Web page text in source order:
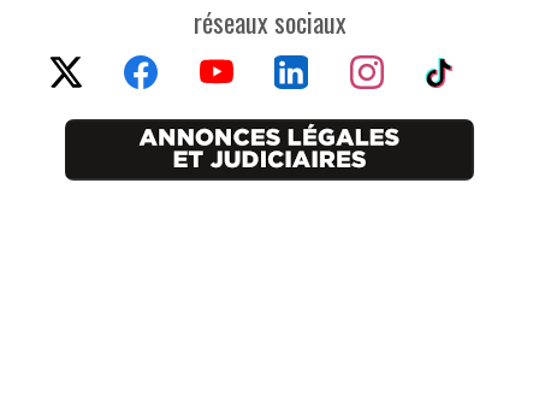
réseaux sociaux